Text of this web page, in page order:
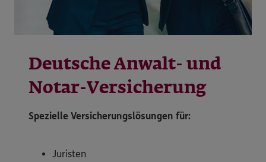
Deutsche Anwalt- und
Notar-Versicherung
Spezielle Versicherungslösungen für:
Juristen